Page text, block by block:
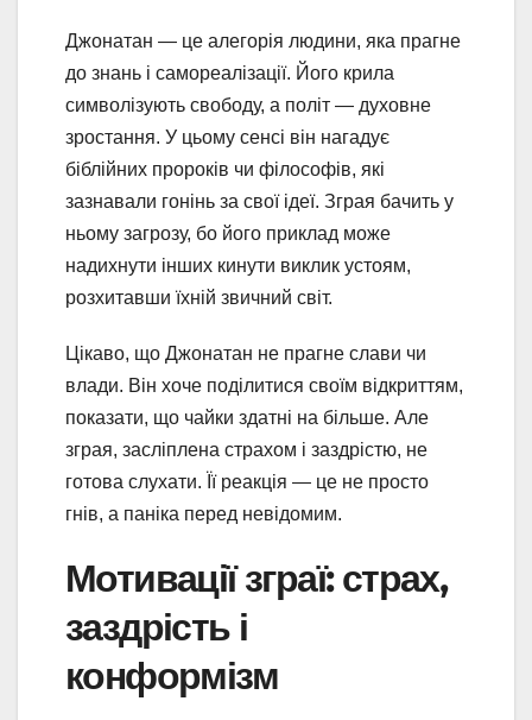
Джонатан — це алегорія людини, яка прагне
до знань і самореалізації. Його крила
символізують свободу, а політ — духовне
зростання. У цьому сенсі він нагадує
біблійних пророків чи філософів, які
зазнавали гонінь за свої ідеї. Зграя бачить у
ньому загрозу, бо його приклад може
надихнути інших кинути виклик устоям,
розхитавши їхній звичний світ.
Цікаво, що Джонатан не прагне слави чи
влади. Він хоче поділитися своїм відкриттям,
показати, що чайки здатні на більше. Але
зграя, засліплена страхом і заздрістю, не
готова слухати. Її реакція — це не просто
гнів, а паніка перед невідомим.
Мотивації зграї: страх,
заздрість і
конформізм